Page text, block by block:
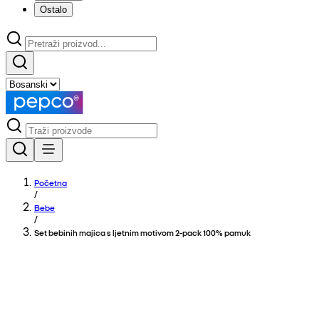
Ostalo
Početna
/
Bebe
/
Set bebinih majica s ljetnim motivom 2-pack 100% pamuk